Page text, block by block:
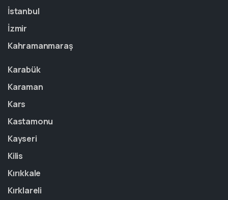
İstanbul
İzmir
Kahramanmaraş
Karabük
Karaman
Kars
Kastamonu
Kayseri
Kilis
Kırıkkale
Kırklareli